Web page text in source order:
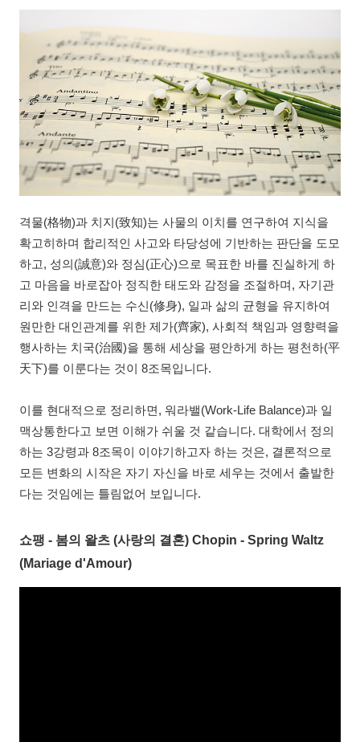
격물(格物)과 치지(致知)는 사물의 이치를 연구하여 지식을
확고히하며 합리적인 사고와 타당성에 기반하는 판단을 도모
하고, 성의(誠意)와 정심(正心)으로 목표한 바를 진실하게 하
고 마음을 바로잡아 정직한 태도와 감정을 조절하며, 자기관
리와 인격을 만드는 수신(修身), 일과 삶의 균형을 유지하여
원만한 대인관계를 위한 제가(齊家), 사회적 책임과 영향력을
행사하는 치국(治國)을 통해 세상을 평안하게 하는 평천하(平
天下)를 이룬다는 것이 8조목입니다.
이를 현대적으로 정리하면, 워라밸(Work-Life Balance)과 일
맥상통한다고 보면 이해가 쉬울 것 같습니다. 대학에서 정의
하는 3강령과 8조목이 이야기하고자 하는 것은, 결론적으로
모든 변화의 시작은 자기 자신을 바로 세우는 것에서 출발한
다는 것임에는 틀림없어 보입니다.
쇼팽 - 봄의 왈츠 (사랑의 결혼) Chopin - Spring Waltz
(Mariage d'Amour)